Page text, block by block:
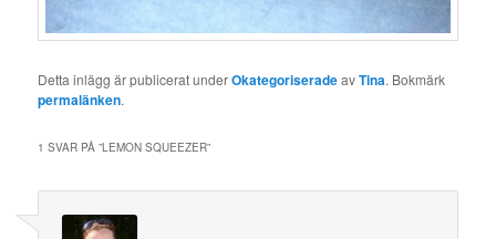
Detta inlägg är publicerat underOkategoriseradeavTina. Bokmärk
permalänken.
1 SVAR PÅ ”LEMON SQUEEZER”